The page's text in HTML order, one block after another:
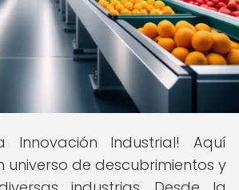
Innovación Industrial! Aquí
universo de descubrimientos y